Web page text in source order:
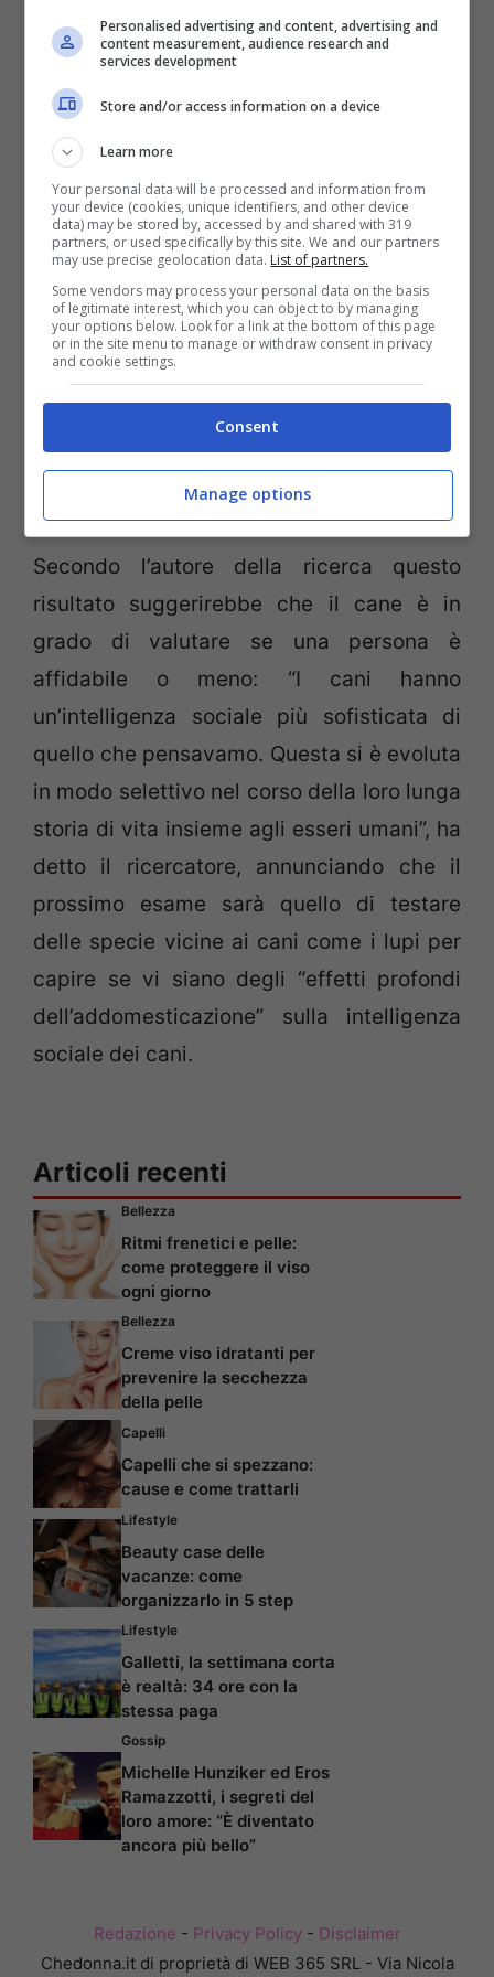
ricerca pubblicata sulla rivistaAnimal
Cognitionè stata condotta su 34 cani che
sono stati sottoposti a tre diverse
La prima è stato indicato ai cani che del
cibo era nascosto all’interno di un
contenitore. Nel secondo caso hanno
segnalato un contenitore vuoto e nel terzo
caso hanno nuovamente segnalato
all’animale il contenitore con il cibo. Nella
terza occasione gli animali non hanno
seguito i ricercatori, evitando di cadere
nella trappola del contenitore vuoto.
Secondo l’autore della ricerca questo
risultato suggerirebbe che il cane è in
grado di valutare se una persona è
affidabile o meno: “I cani hanno
un’intelligenza sociale più sofisticata di
quello che pensavamo. Questa si è evoluta
in modo selettivo nel corso della loro lunga
storia di vita insieme agli esseri umani”, ha
detto il ricercatore, annunciando che il
prossimo esame sarà quello di testare
delle specie vicine ai cani come i lupi per
capire se vi siano degli “effetti profondi
dell’addomesticazione” sulla intelligenza
sociale dei cani.
Articoli recenti
Bellezza
Ritmi frenetici e pelle:
come proteggere il viso
ogni giorno
Bellezza
Creme viso idratanti per
prevenire la secchezza
della pelle
Capelli
Capelli che si spezzano:
cause e come trattarli
Lifestyle
Beauty case delle
vacanze: come
organizzarlo in 5 step
Lifestyle
Galletti, la settimana corta
è realtà: 34 ore con la
stessa paga
Gossip
Michelle Hunziker ed Eros
Ramazzotti, i segreti del
loro amore: “È diventato
ancora più bello”
Redazione - Privacy Policy- Disclaimer
Chedonna.it di proprietà di WEB 365 SRL - Via Nicola
Personalised advertising and content, advertising and
content measurement, audience research and
services development
Store and/or access information on a device
Learn more
Your personal data will be processed and information from
your device (cookies, unique identifiers, and other device
data) may be stored by, accessed by and shared with 319
partners, or used specifically by this site. We and our partners
may use precise geolocation data. List of partners.
Some vendors may process your personal data on the basis
of legitimate interest, which you can object to by managing
your options below. Look for a link at the bottom of this page
or in the site menu to manage or withdraw consent in privacy
and cookie settings.
Consent
Manage options